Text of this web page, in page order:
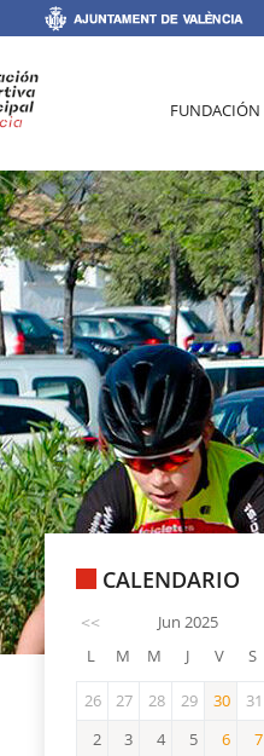
FUNDACIÓN
CALENDARIO
<< Jun 2025
L M M J V S
26 27 28 29 30 31
2 3 4 5 6 7